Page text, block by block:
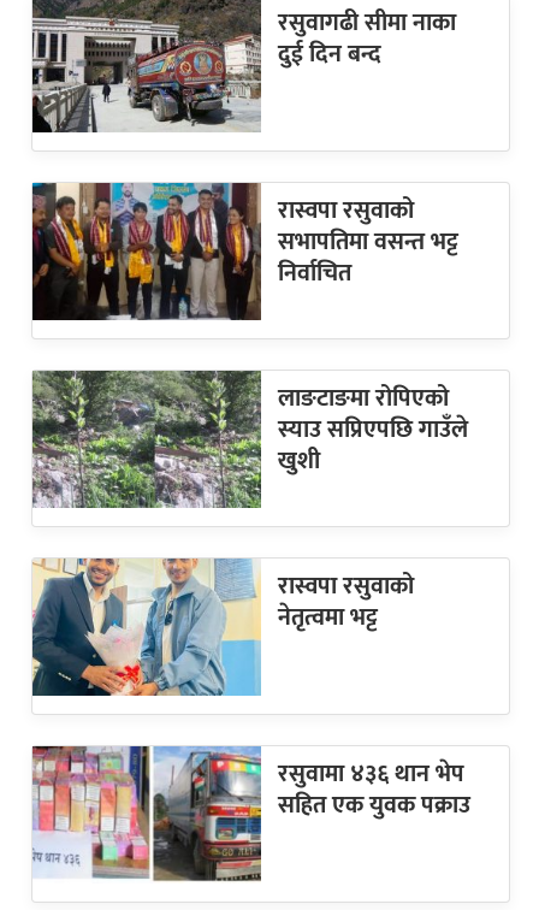
रसुवागढी सीमा नाका
दुई दिन बन्द
रास्वपा रसुवाको
सभापतिमा वसन्त भट्ट
निर्वाचित
लाङटाङमा रोपिएको
स्याउ सप्रिएपछि गाउँले
खुशी
रास्वपा रसुवाको
नेतृत्वमा भट्ट
रसुवामा ४३६ थान भेप
सहित एक युवक पक्राउ